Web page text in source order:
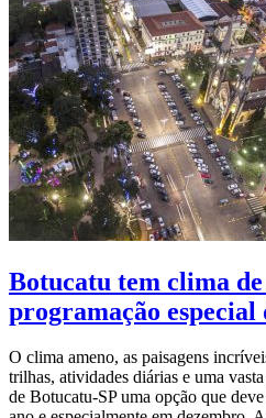
Botucatu tem clima
programação especial
O clima ameno, as paisagens
trilhas, atividades diárias e uma
de Botucatu-SP uma opção que